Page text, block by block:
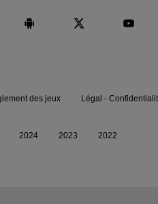
des jeux Légal -
2024 2023 2022